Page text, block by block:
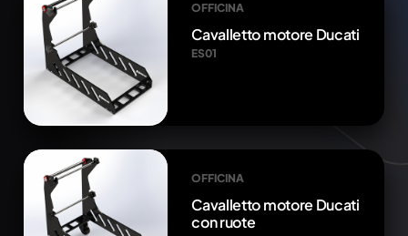
OFFICINA
Cavalletto motore Ducati
ES01
OFFICINA
Cavalletto motore Ducati
con ruote